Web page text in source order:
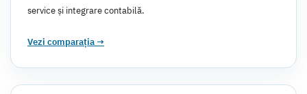
service și integrare contabilă.
Vezi comparația →